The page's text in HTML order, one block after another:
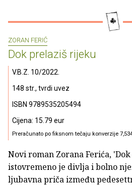
ZORAN FERIĆ
Dok prelaziš rijeku
V.B.Z. 10/2022.
148 str., tvrdi uvez
ISBN 9789535205494
Cijena: 15.79 eur
Preračunato po fiksnom tečaju konverzije
Novi roman Zorana Ferića,
istovremeno je divlja i bolno
ljubavna priča između